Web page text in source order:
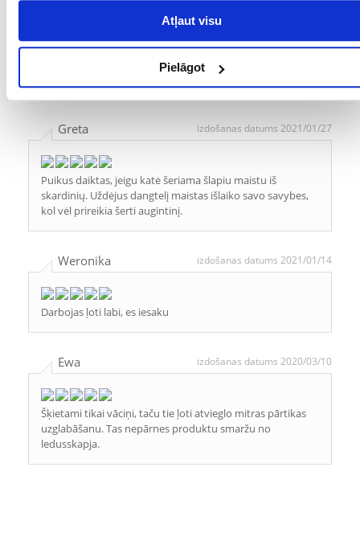
Atļaut visu
Pielāgot
izdošanas datums 2021/02/26
Aizvākojumi labi pilda savu uzdevumu un ir hermētiski.
Greta izdošanas datums 2021/01/27
Puikus daiktas, jeigu katė šeriama šlapiu maistu iš
skardinių. Uždėjus dangtelį maistas išlaiko savo savybes,
kol vėl prireikia šerti augintinį.
Weronika izdošanas datums 2021/01/14
Darbojas ļoti labi, es iesaku
Ewa izdošanas datums 2020/03/10
Šķietami tikai vāciņi, taču tie ļoti atvieglo mitras pārtikas
uzglabāšanu. Tas nepārnes produktu smaržu no
ledusskapja.